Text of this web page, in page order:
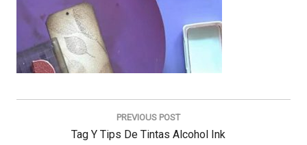
Navegación
PREVIOUS POST
Previous
Tag Y Tips De Tintas Alcohol Ink